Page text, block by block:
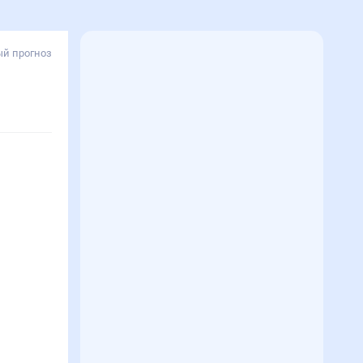
прогноз